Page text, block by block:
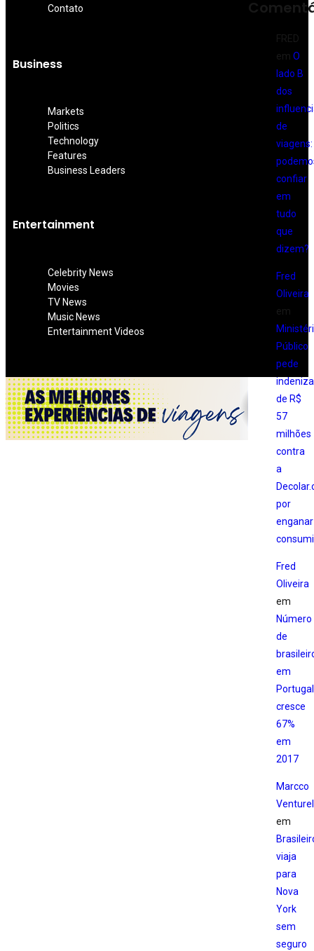
FRED
em O
lado B
dos
de
viagens:
confiar
em
tudo
que
dizem?
Fred
Oliveira
em
Público
pede
de R$
57
milhões
contra
a
por
enganar
Fred
Oliveira
em
Número
de
em
Portugal
cresce
67%
em
2017
Marcco
em
viaja
para
Nova
York
sem
seguro
Contato
Business
Markets
Politics
Technology
Features
Business Leaders
Entertainment
Celebrity News
Movies
TV News
Music News
Entertainment Videos